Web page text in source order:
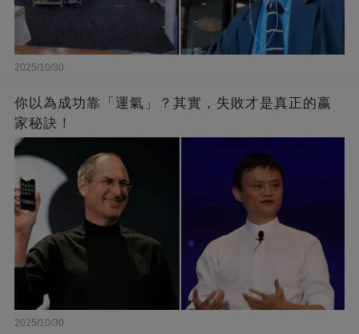
2025/10/30
你以為成功靠「運氣」？其實，失敗才是真正的嬴
家秘訣！
2025/10/30